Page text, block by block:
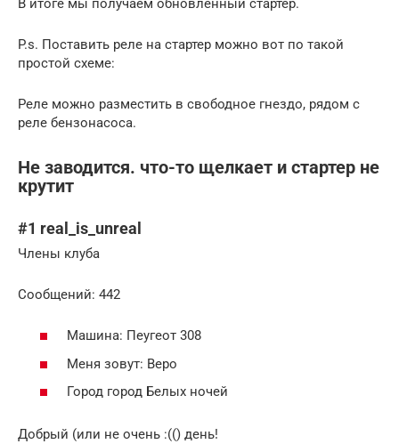
P.s. Поставить реле на стартер можно вот по такой
простой схеме:
Реле можно разместить в свободное гнездо, рядом с
реле бензонасоса.
Не заводится. что-то щелкает и стартер не
крутит
#1 real_is_unreal
Члены клуба
Cообщений: 442
Машина: Пеугеот 308
Меня зовут: Веро
Город город Белых ночей
Добрый (или не очень :(() день!